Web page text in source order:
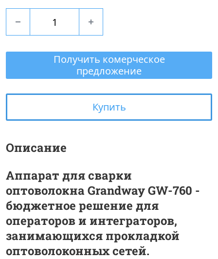
Получить комерческое
предложение
Купить
Описание
Аппарат для сварки
оптоволокна Grandway GW-760 -
бюджетное решение для
операторов и интеграторов,
занимающихся прокладкой
оптоволоконных сетей.